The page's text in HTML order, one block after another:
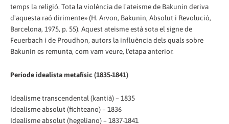
temps la religió. Tota la violència de l'ateisme de Bakunin deriva
d'aquesta raó dirimente» (H. Arvon, Bakunin, Absolut i Revolució,
Barcelona, 1975, p. 55). Aquest ateisme està sota el signe de
Feuerbach i de Proudhon, autors la influència dels quals sobre
Bakunin es remunta, com vam veure, l'etapa anterior.
Període idealista metafísic (1835-1841)
Idealisme transcendental (kantià) – 1835
Idealisme absolut (fichteano) – 1836
Idealisme absolut (hegeliano) – 1837-1841